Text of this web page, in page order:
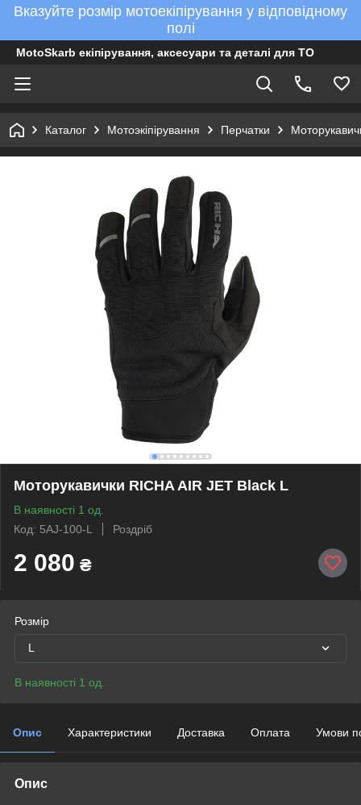
Вказуйте розмір мотоекіпірування у відповідному
полі
MotoSkarb екіпірування, аксесуари та деталі для ТО
Каталог Мотоэкіпірування Перчатки
Моторукавички RICHA AIR JET Black L
В наявності 1 од.
Код: 5AJ-100-L
Роздріб
2 080 ₴
Розмір
L
В наявності 1 од.
Опис Характеристики Доставка Оплата Умови
Опис